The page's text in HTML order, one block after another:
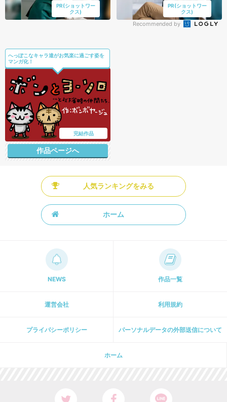
PR(ショットワー
クス)
PR(ショットワー
クス)
Recommended by
へっぽこなキャラ達がお気楽に過ごす姿を
マンガ化！
完結作品
作品ページへ
人気ランキングをみる
ホーム
NEWS 作品一覧
運営会社 利用規約
プライパシーポリシー パーソナルデータの外部送信について
ホーム